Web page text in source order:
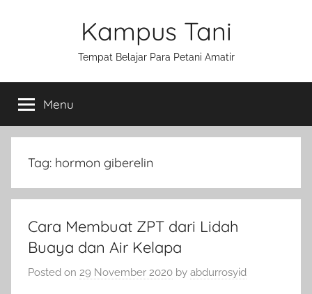
Kampus Tani
Tempat Belajar Para Petani Amatir
Menu
Tag: hormon giberelin
Cara Membuat ZPT dari Lidah
Buaya dan Air Kelapa
Posted on 29 November 2020 by abdurrosyid